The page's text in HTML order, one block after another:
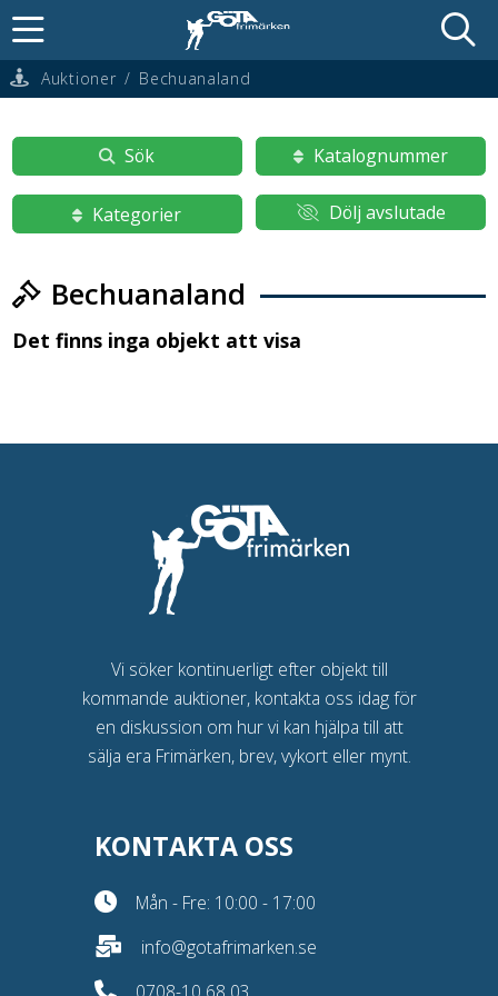
Auktioner / Bechuanaland
Sök Katalognummer
Kategorier Dölj avslutade
Bechuanaland
Det finns inga objekt att visa
Vi söker kontinuerligt efter objekt till
kommande auktioner, kontakta oss idag för
en diskussion om hur vi kan hjälpa till att
sälja era Frimärken, brev, vykort eller mynt.
KONTAKTA OSS
Mån - Fre: 10:00 - 17:00
info@gotafrimarken.se